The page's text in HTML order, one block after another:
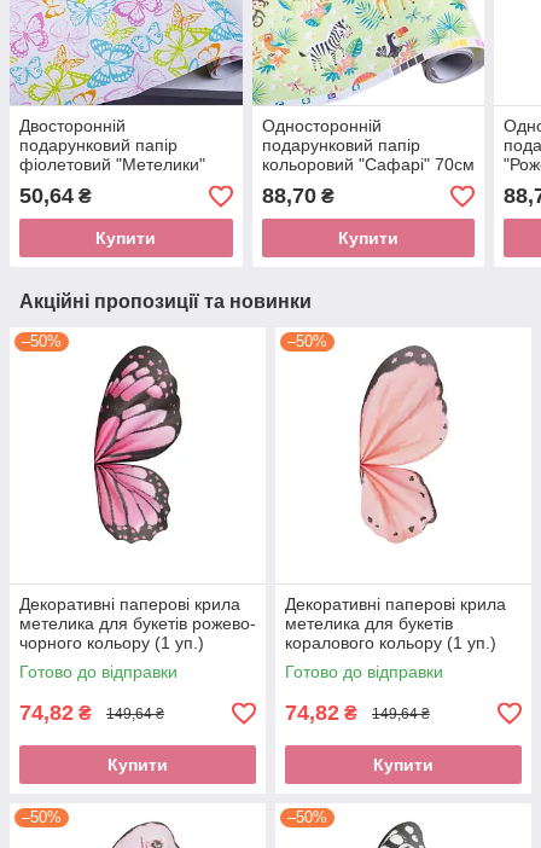
Двосторонній
подарунковий папір
фіолетовий "Метелики"
70см х 5м
50,64 ₴
Купити
Односторонній
подарунковий папір
кольоровий "Сафарі" 70см
х 10м
88,70₴
Купити
10м
Акційні пропозиції та новинки
–50%
Декоративні паперові крила
метелика для букетів рожево-
чорного кольору (1 уп.)
Готово до відправки
74,82 ₴ 149,64 ₴
Купити
–50%
Декоративні паперові крила
метелика для букетів
коралового кольору (1 уп.)
Готово до відправки
74,82 ₴ 149,64 ₴
Купити
–50% –50%